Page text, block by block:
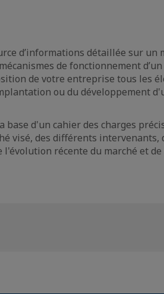
d’informations détaillée sur un
de fonctionnement d’un
de votre entreprise tous les
ou du développement
base d'un cahier des charges
visé, des différents intervenants,
récente du marché et de